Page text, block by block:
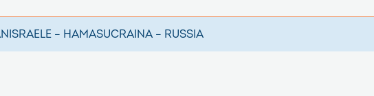
ISRAELE – HAMASUCRAINA – RUSSIA